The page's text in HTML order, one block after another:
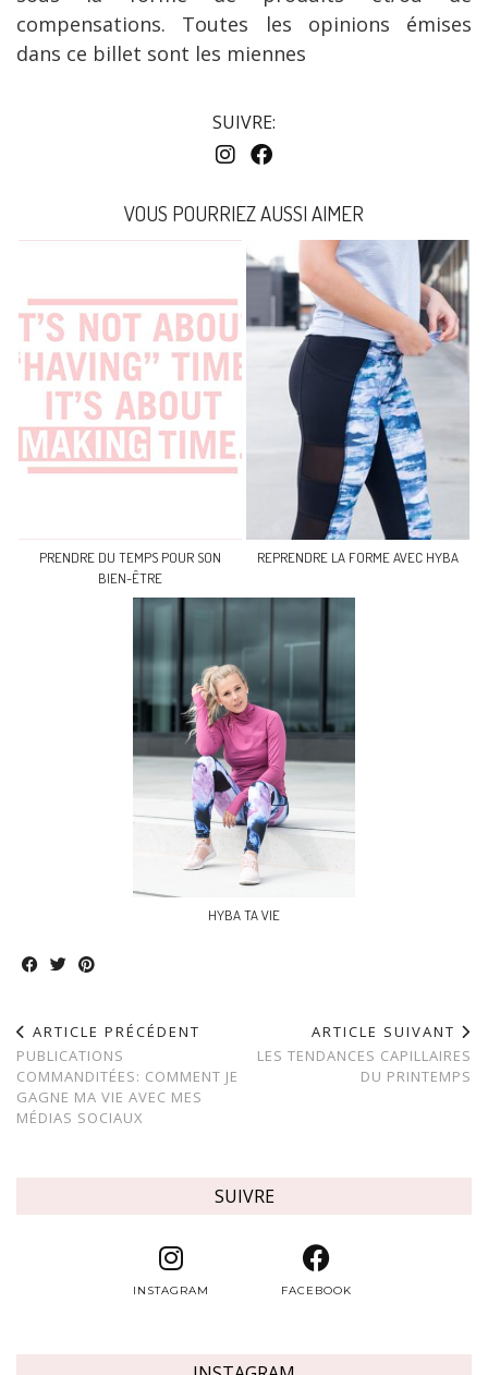
compensations. Toutes les opinions émises
dans ce billet sont les miennes
SUIVRE:
VOUS POURRIEZ AUSSI AIMER
PRENDRE DU TEMPS POUR SON
BIEN-ÊTRE
REPRENDRE LA FORME AVEC HYBA
HYBA TA VIE
ARTICLE PRÉCÉDENT
PUBLICATIONS
COMMANDITÉES: COMMENT JE
GAGNE MA VIE AVEC MES
MÉDIAS SOCIAUX
ARTICLE SUIVANT
LES TENDANCES CAPILLAIRES
DU PRINTEMPS
SUIVRE
INSTAGRAM FACEBOOK